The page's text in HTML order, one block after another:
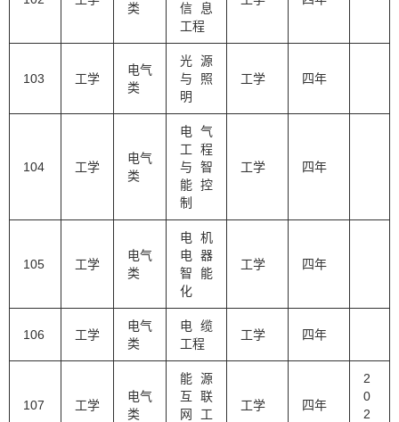
类
信息
工程
103 工学
电气
类
光源
与照
明
工学 四年
104 工学
电气
类
电气
工程
与智
能控
制
工学 四年
105 工学
电气
类
电机
电器
智能
化
工学 四年
106 工学
电气
类
电缆
工程
工学 四年
107 工学
电气
类
能源
互联
网工
工学 四年
2
0
2